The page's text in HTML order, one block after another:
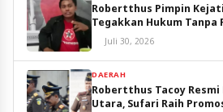
Robertthus Pimpin
Tegakkan Hukum Tanpa
Juli 30, 2026
DAERAH
Robertthus Tacoy
Utara, Sufari Raih